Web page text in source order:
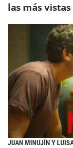
las más
JUAN MINUJÍN Y